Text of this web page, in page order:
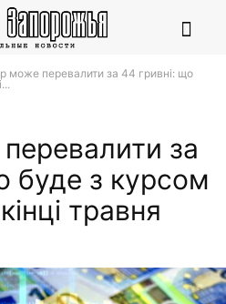
може перевалити за 44 гривні: що
за
буде з курсом
травня